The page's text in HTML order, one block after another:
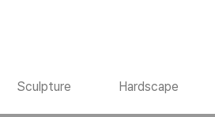
Sculpture Hardscape